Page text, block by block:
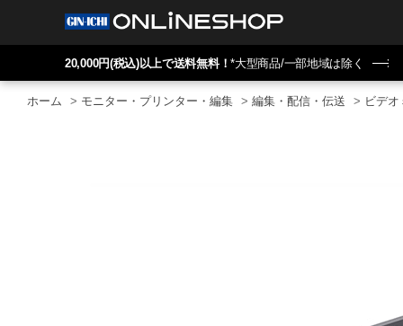
20,000円(税込)以上で送料無料！*大型商品/一部地域は除く
ホーム > モニター・プリンター・編集 > 編集・配信・伝送 > ビデ